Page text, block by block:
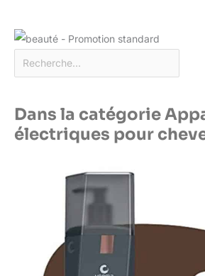
Dans la catégorie
électriques pour